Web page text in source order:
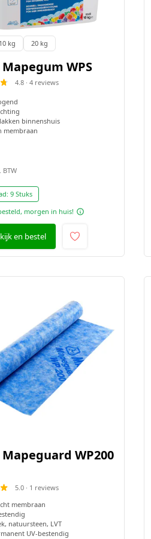
10 kg 20 kg
WPS
4.8 · 4 reviews
binnenshuis
membraan
9 Stuks
morgen in huis!
en bestel
WP200
5.0 · 1 reviews
membraan
natuursteen, LVT
UV-bestendig